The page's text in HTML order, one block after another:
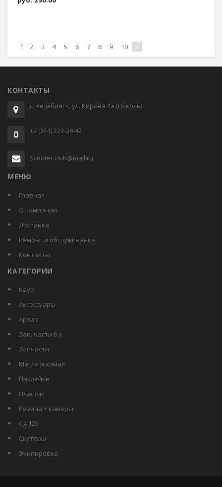
1 2 3 4 5 6 7 8 9 10
КОНТАКТЫ
г. Челябинск, ул. Кирова 4а (цоколь)
+7 (351) 223-28-42
Scooter.club@mail.ru
МЕНЮ
Главная
О компании
Доставка
Ремонт и обслуживание
Контакты
КАТЕГОРИИ
kayo
аксессуары
архив
зап. части б.у.
запчасти
масла и химия
наклейки
пластик
резина + камеры
сg-125
скутеры
экипировка